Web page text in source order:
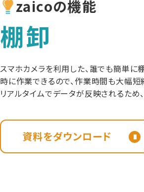
zaicoの機能
棚卸
スマホカメラを利用した、誰でも簡単
時に作業できるので、作業時間も大幅短
リアルタイムでデータが反映されるため
資料をダウンロード